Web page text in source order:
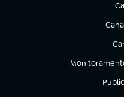
(abre em nova
(abre